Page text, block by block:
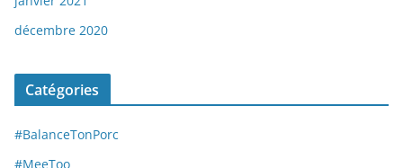
décembre 2020
Catégories
#BalanceTonPorc
#MeeToo